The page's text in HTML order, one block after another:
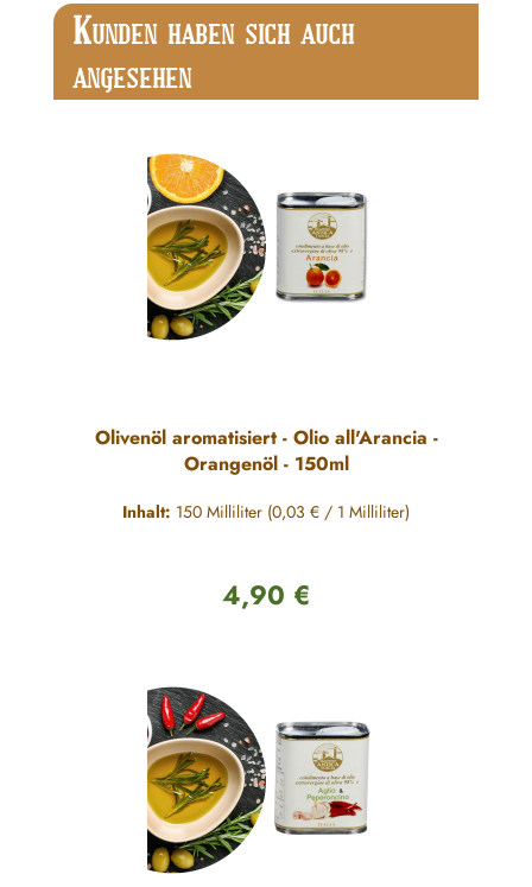
Produktgalerie überspringen
KUNDEN HABEN SICH AUCH
ANGESEHEN
Olivenöl aromatisiert - Olio all'Arancia -
Orangenöl - 150ml
Inhalt: 150 Milliliter (0,03 € / 1 Milliliter)
Regulärer Preis:
4,90 €